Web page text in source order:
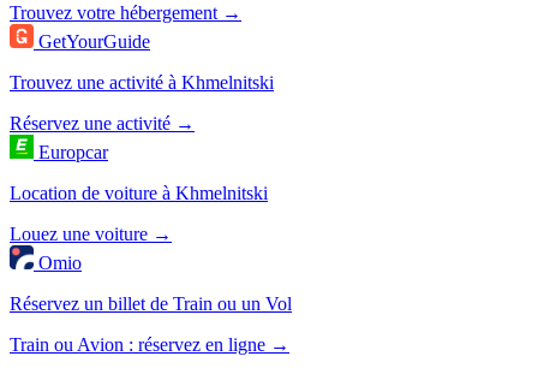
Trouvez votre hébergement →
GetYourGuide
Trouvez une activité à Khmelnitski
Réservez une activité →
Europcar
Location de voiture à Khmelnitski
Louez une voiture →
Omio
Réservez un billet de Train ou un Vol
Train ou Avion : réservez en ligne →